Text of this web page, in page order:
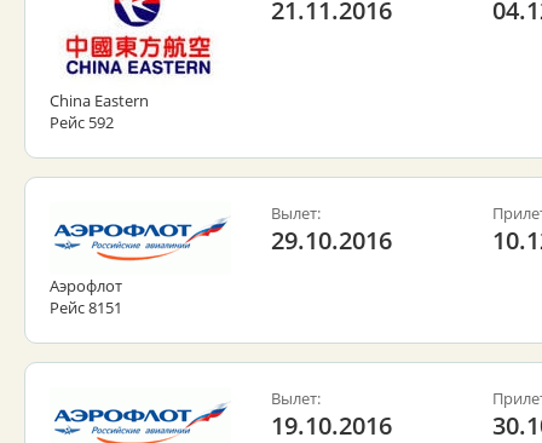
China Eastern
Рейс 592
21.11.2016
Аэрофлот
Рейс 8151
Вылет:
29.10.2016
Вылет:
19.10.2016